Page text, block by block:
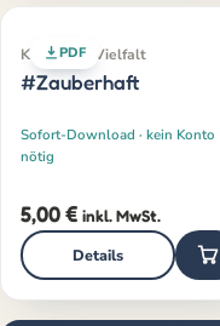
PDF
Klassiker · Vielfalt
#Zauberhaft
Sofort-Download · kein Konto
nötig
5,00€ inkl. MwSt.
Details